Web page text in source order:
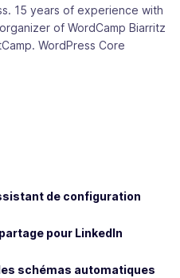
15 years of experience with
of WordCamp Biarritz
WordPress Core
de configuration
pour LinkedIn
schémas automatiques